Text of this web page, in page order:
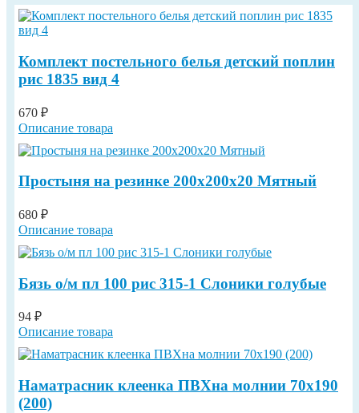
Комплект постельного белья детский поплин
рис 1835 вид 4
670 ₽
Описание товара
Простыня на резинке 200х200х20 Мятный
680 ₽
Описание товара
Бязь о/м пл 100 рис 315-1 Слоники голубые
94 ₽
Описание товара
Наматрасник клеенка ПВХна молнии 70х190
(200)